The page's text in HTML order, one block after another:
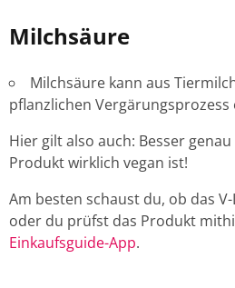
Milchsäure
Milchsäure kann aus
pflanzlichen Vergärungsprozess
Hier gilt also auch: Besser
Produkt wirklich vegan ist!
Am besten schaust du, ob das
oder du prüfst das Produkt
Einkaufsguide-App.